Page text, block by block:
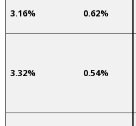
0.62%
3.16%
0.54%
3.32%